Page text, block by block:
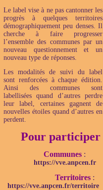
Le label vise à ne pas cantonner les
progrès à quelques territoires
démographiquement peu denses. Il
cherche à faire progresser
l’ensemble des communes par un
nouveau questionnement et un
nouveau type de réponses.
Les modalités de suivi du label
sont renforcées à chaque édition.
Ainsi des communes sont
labellisées quand d’autres perdre
leur label, certaines gagnent de
nouvelles étoiles quand d’autres en
perdent.
Pour participer
Communes :
https://vve.anpcen.fr
Territoires :
https://vve.anpcen.fr/territoire